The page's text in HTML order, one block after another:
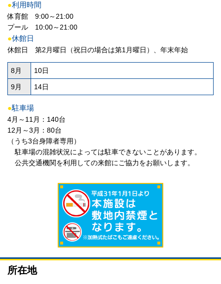
●利用時間
体育館 9:00～21:00
プール 10:00～21:00
●休館日
休館日 第2月曜日（祝日の場合は第1月曜日）、年末年始
8月 10日
9月 14日
●駐車場
4月～11月：140台
12月～3月：80台
（うち3台身障者専用）
駐車場の混雑状況によっては駐車できないことがあります。
公共交通機関を利用しての来館にご協力をお願いします。
所在地